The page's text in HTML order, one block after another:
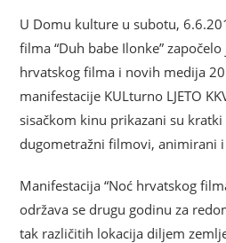
U Domu kulture u subotu,
filma “Duh babe Ilonke”
hrvatskog filma i novih medija
manifestacije KULturno LJETO
sisačkom kinu prikazani su
dugometražni filmovi, animirani
Manifestacija “Noć hrvatskog
održava se drugu godinu za
tak različitih lokacija diljem